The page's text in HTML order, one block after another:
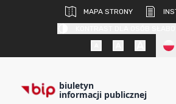
MAPA STRONY
biuletyn
informacji publicznej